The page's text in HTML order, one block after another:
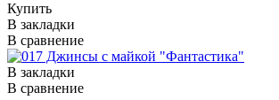
Купить
В закладки
В сравнение
В закладки
В сравнение